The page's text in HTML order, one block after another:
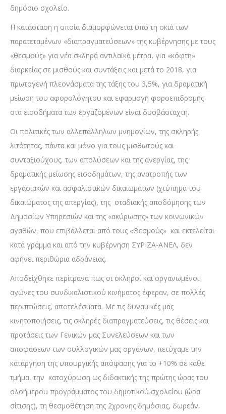
δημόσιο σχολείο.
Η κατάσταση η οποία διαμορφώνεται υπό τη σκιά των
παρατεταμένων «διαπραγματεύσεων» της κυβέρνησης με τους
«θεσμούς» για νέα σκληρά αντιλαϊκά μέτρα, για «κόφτη»
διαρκείας σε μισθούς και συντάξεις και μετά το 2018, για
πρωτογενή πλεονάσματα της τάξης του 3,5%, για δραματική
μείωση του αφορολόγητου και εφαρμογή φοροεπιδρομής
στα εισοδήματα των εργαζομένων είναι δυσβάσταχτη.
Οι πολιτικές των αλλεπάλληλων μνημονίων, της σκληρής
λιτότητας, πάντα και μόνο για τους μισθωτούς και
συνταξιούχους, των απολύσεων και της ανεργίας, της
δραματικής μείωσης εισοδημάτων, της ανατροπής των
εργασιακών και ασφαλιστικών δικαιωμάτων (χτύπημα του
δικαιώματος της απεργίας), της σταδιακής αποδόμησης των
Δημοσίων Υπηρεσιών και της «ακύρωσης» των κοινωνικών
αγαθών, που επιβάλλεται από τους «Θεσμούς» και εκτελείται
κατά γράμμα και από την κυβέρνηση ΣΥΡΙΖΑ-ΑΝΕΛ, δεν
αφήνει περιθώρια αδράνειας.
Αποδείχθηκε περίτρανα πως οι σκληροί και οργανωμένοι
αγώνες του συνδικαλιστικού κινήματος έφεραν, σε πολλές
περιπτώσεις, αποτελέσματα. Με τις δυναμικές μας
κινητοποιήσεις, τις σκληρές διαπραγματεύσεις, τις θέσεις και
προτάσεις των Γενικών μας Συνελεύσεων και των
αποφάσεων των συλλογικών μας οργάνων, πετύχαμε την
κατάργηση της υπουργικής απόφασης για το +10% σε κάθε
τμήμα, την κατοχύρωση ως διδακτικής της πρώτης ώρας του
ολοήμερου προγράμματος του δημοτικού σχολείου (ώρα
σίτισης), τη θεσμοθέτηση της 2χρονης δημόσιας, δωρεάν,